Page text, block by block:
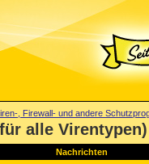
, Firewall- und andere
alle Virentypen)
Nachrichten